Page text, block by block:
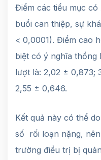
Điểm các tiểu mục
buổi can thiệp, sự
< 0,0001). Điểm cao
biệt có ý nghĩa thồng
lượt là: 2,02 ± 0,873;
2,55 ± 0,646.
Kết quả này có thể
số rối loạn nặng,
trường điều trị bị